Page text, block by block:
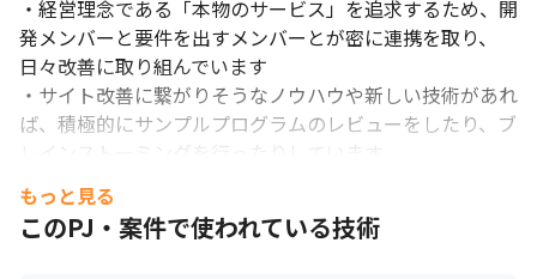
・経営理念である「本物のサービス」を追求するため、開
発メンバーと要件を出すメンバーとが密に連携を取り、
日々改善に取り組んでいます
・サイト改善に繋がりそうなノウハウや新しい技術があれ
ば、積極的にサンプルプログラムのレビューをしたり、ブ
レインストーミングを行ったりしています
・顧客や従業員が当たり前だと思っている業務や慣習で
も、データや仕組みを活用したさまざまなアイデアで、新
しい価値を提案する機会が多いです
もっと見る
このPJ・案件で使われている技術